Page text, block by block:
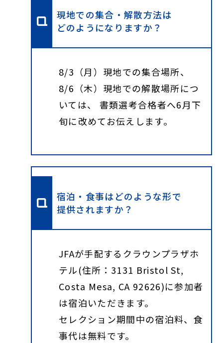
現地での集合・解散方法は
どのようになりますか？
8/3（月）現地での集合場所、
8/6（木）現地での解散場所につ
いては、 書類選考合格者へ6月下
旬に改めてお伝えします。
宿泊・食事はどのような形で
提供されますか？
JFAが手配するクラウンプラザホ
テル(住所：3131 Bristol St,
Costa Mesa, CA 92626)に参加者
は宿泊いただきます。
セレクション期間中の宿泊料、食
事代は無料です。